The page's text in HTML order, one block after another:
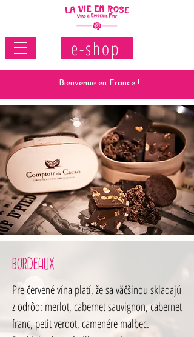
Bienvenue en France !
e-shop
BORDEAUX
Pre červené vína platí, že sa väčšinou skladajú
z odrôd: merlot, cabernet sauvignon, cabernet
franc, petit verdot, camenére malbec.